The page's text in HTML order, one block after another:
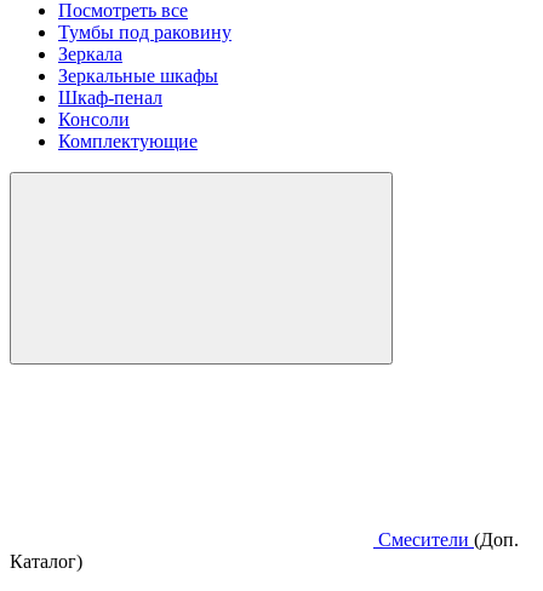
Посмотреть все
Тумбы под раковину
Зеркала
Зеркальные шкафы
Шкаф-пенал
Консоли
Комплектующие
Смесители (Доп.
Каталог)